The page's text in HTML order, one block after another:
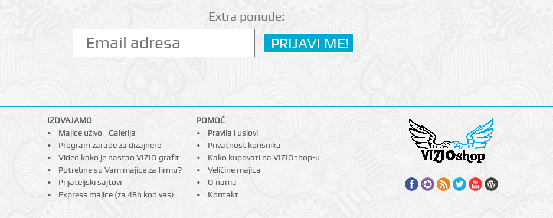
Extra ponude:
IZDVAJAMO
Majice uživo - Galerija
Program zarade za dizajnere
Video kako je nastao VIZIO grafit
Potrebne su Vam majice za firmu?
Prijateljski sajtovi
Express majice (za 48h kod vas)
POMOĆ
Pravila i uslovi
Privatnost korisnika
Kako kupovati na VIZIOshop-u
Veličine majica
O nama
Kontakt